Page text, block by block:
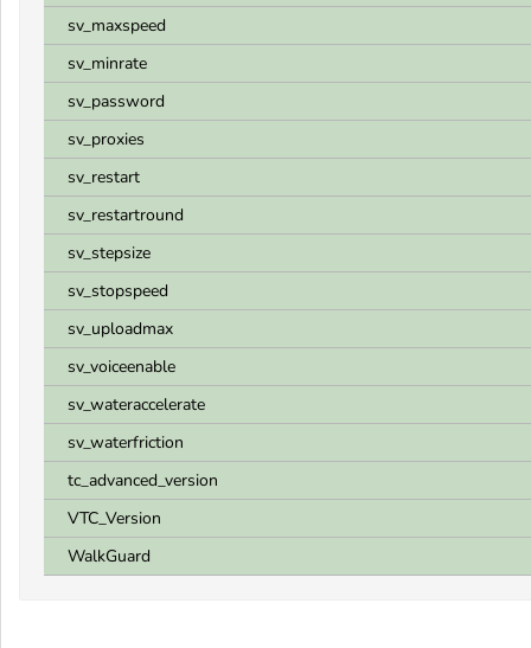
sv_maxspeed
sv_minrate
sv_password
sv_proxies
sv_restart
sv_restartround
sv_stepsize
sv_stopspeed
sv_uploadmax
sv_voiceenable
sv_wateraccelerate
sv_waterfriction
tc_advanced_version
VTC_Version
WalkGuard